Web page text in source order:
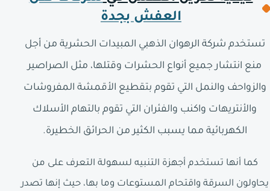
العفش بجدة
تستخدم شركة الرهوان الذهبي المبيدات الحشرية من أجل
منع انتشار جميع أنواع الحشرات وقتلها، مثل الصراصير
والزواحف والنمل التي تقوم بتقطيع الأقمشة المفروشات
والأنتريهات واكنب والفئران التي تقوم بالتهام الأسلاك
الكهربائية مما يسبب الكثير من الحرائق الخطيرة.
كما أنها تستخدم أجهزة التنبيه لسهولة التعرف على من
يحاولون السرقة واقتحام المستوعات وما بها، حيث إنها تصدر